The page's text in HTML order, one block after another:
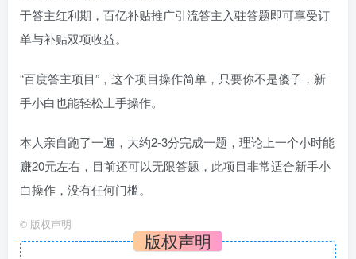
于答主红利期，百亿补贴推广引流答主入驻答题即可享受订
单与补贴双项收益。
“百度答主项目”，这个项目操作简单，只要你不是傻子，新
手小白也能轻松上手操作。
本人亲自跑了一遍，大约2-3分完成一题，理论上一个小时能
赚20元左右，目前还可以无限答题，此项目非常适合新手小
白操作，没有任何门槛。
© 版权声明
版权声明